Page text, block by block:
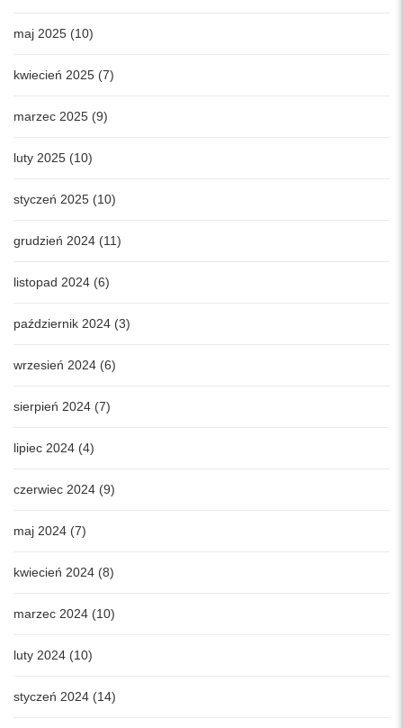
maj 2025 (10)
kwiecień 2025 (7)
marzec 2025 (9)
luty 2025 (10)
styczeń 2025 (10)
grudzień 2024 (11)
listopad 2024 (6)
październik 2024 (3)
wrzesień 2024 (6)
sierpień 2024 (7)
lipiec 2024 (4)
czerwiec 2024 (9)
maj 2024 (7)
kwiecień 2024 (8)
marzec 2024 (10)
luty 2024 (10)
styczeń 2024 (14)